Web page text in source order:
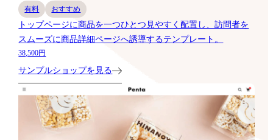
有料 おすすめ
トップページに商品を一つひとつ見やすく配置し、訪問者を
スムーズに商品詳細ページへ誘導するテンプレート。
38,500円
サンプルショップを見る